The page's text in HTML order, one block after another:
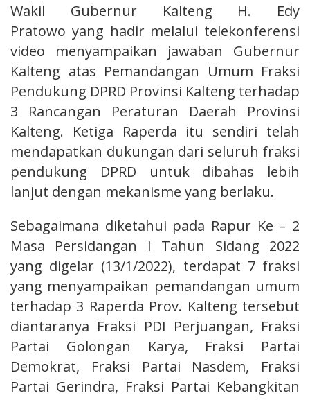
Wakil Gubernur Kalteng H. Edy
Pratowo yang hadir melalui telekonferensi
video menyampaikan jawaban Gubernur
Kalteng atas Pemandangan Umum Fraksi
Pendukung DPRD Provinsi Kalteng terhadap
3 Rancangan Peraturan Daerah Provinsi
Kalteng. Ketiga Raperda itu sendiri telah
mendapatkan dukungan dari seluruh fraksi
pendukung DPRD untuk dibahas lebih
lanjut dengan mekanisme yang berlaku.
Sebagaimana diketahui pada Rapur Ke – 2
Masa Persidangan I Tahun Sidang 2022
yang digelar (13/1/2022), terdapat 7 fraksi
yang menyampaikan pemandangan umum
terhadap 3 Raperda Prov. Kalteng tersebut
diantaranya Fraksi PDI Perjuangan, Fraksi
Partai Golongan Karya, Fraksi Partai
Demokrat, Fraksi Partai Nasdem, Fraksi
Partai Gerindra, Fraksi Partai Kebangkitan